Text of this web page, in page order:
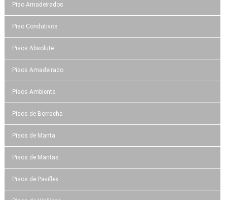
Piso Amadeirados
Piso Condutivos
Pisos Absolute
Pisos Amadeirado
Pisos Ambienta
Pisos de Borracha
Pisos de Manta
Pisos de Mantas
Pisos de Paviflex